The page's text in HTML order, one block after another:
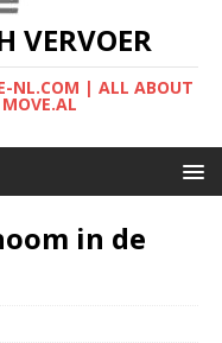
VERVOER
NL.COM | ALL ABOUT
in de